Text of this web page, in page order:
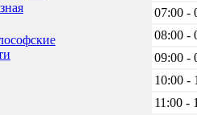
07:00 -
08:00 -
09:00 -
10:00 -
11:00 -